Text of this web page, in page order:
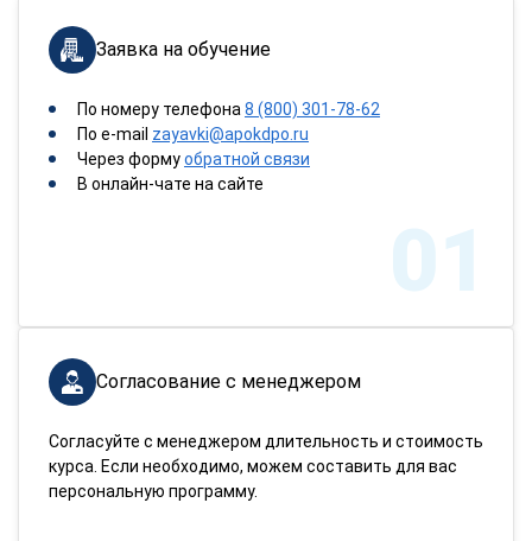
Заявка на обучение
По номеру телефона 8 (800) 301-78-62
По e-mail zayavki@apokdpo.ru
Через формуобратной связи
В онлайн-чате на сайте
01
Согласование с менеджером
Согласуйте с менеджером длительность и стоимость
курса. Если необходимо, можем составить для вас
персональную программу.